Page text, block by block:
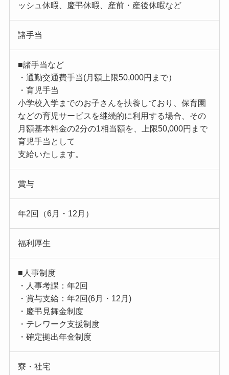
ッシュ休暇、慶弔休暇、産前・産後休暇など
諸手当
■諸手当など
・通勤交通費手当(月額上限50,000円まで）
・育児手当
小学校入学までのお子さんを扶養しており、保育園
などの育児サービスを継続的に利用する場合、その
月額基本料金の2分の1相当額を、上限50,000円まで
育児手当として
支給いたします。
賞与
年2回（6月・12月）
福利厚生
■人事制度
・人事考課：年2回
・賞与支給：年2回(6月・12月)
・慶弔見舞金制度
・テレワーク支援制度
・確定拠出年金制度
寮・社宅